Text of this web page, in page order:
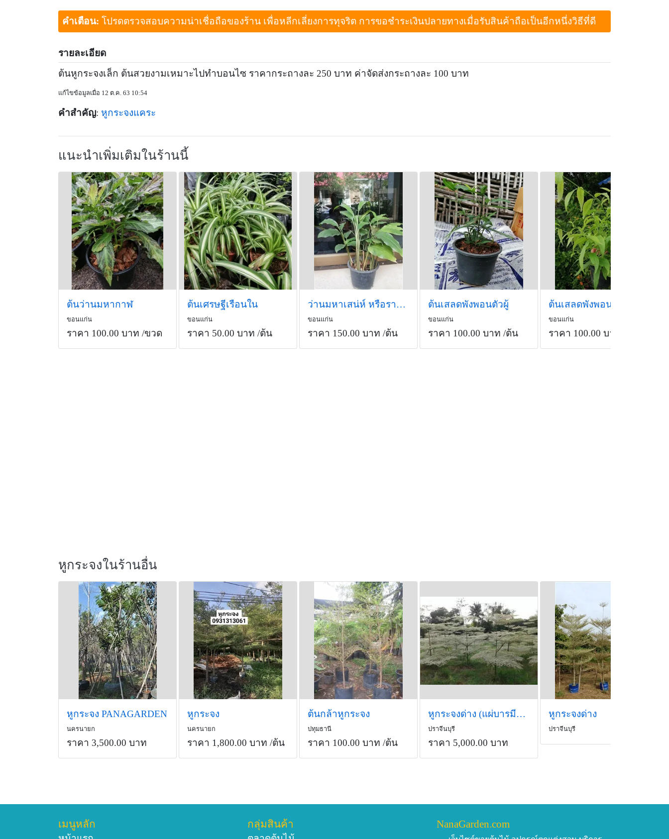
คำเตือน: โปรดตรวจสอบความน่าเชื่อถือของร้าน เพื่อหลีกเลี่ยงการทุจริต การขอชำระเงินปลายทางเมื่อรับสินค้าถือเป็นอีกหนึ่งวิธีที่ดี
รายละเอียด
ต้นหูกระจงเล็ก ต้นสวยงามเหมาะไปทำบอนไซ ราคากระถางละ 250 บาท ค่าจัดส่งกระถางละ 100 บาท
แก้ไขข้อมูลเมื่อ 12 ต.ค. 63 10:54
คำสำคัญ: หูกระจงแคระ
แนะนำเพิ่มเติมในร้านนี้
ต้นว่านมหากาฬ
ขอนแก่น
ราคา 100.00 บาท /ขวด
ต้นเศรษฐีเรือนใน
ขอนแก่น
ราคา 50.00 บาท /ต้น
ว่านมหาเสน่ห์ หรือรากราคะ
ขอนแก่น
ราคา 150.00 บาท /ต้น
ต้นเสลดพังพอนตัวผู้
ขอนแก่น
ราคา 100.00 บาท /ต้น
ต้นเสลดพังพอนตัวเมีย
ขอนแก่น
ราคา 100.00 บาท
หูกระจงในร้านอื่น
หูกระจง PANAGARDEN
นครนายก
ราคา 3,500.00 บาท
หูกระจง
นครนายก
ราคา 1,800.00 บาท /ต้น
ต้นกล้าหูกระจง
ปทุมธานี
ราคา 100.00 บาท /ต้น
หูกระจงด่าง (แผ่บารมีด่าง)
ปราจีนบุรี
ราคา 5,000.00 บาท
หูกระจงด่าง
ปราจีนบุรี
เมนูหลัก กลุ่มสินค้า NanaGarden.com